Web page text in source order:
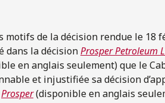
motifs de la décision rendue le 18
dans la décisionProsper Petroleum
en anglais seulement) que le
et injustifiée sa décision
Prosper(disponible en anglais